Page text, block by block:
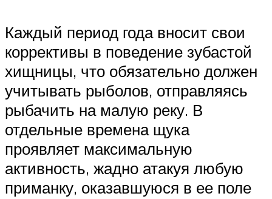
Каждый период года вносит свои
коррективы в поведение зубастой
хищницы, что обязательно должен
учитывать рыболов, отправляясь
рыбачить на малую реку. В
отдельные времена щука
проявляет максимальную
активность, жадно атакуя любую
приманку, оказавшуюся в ее поле